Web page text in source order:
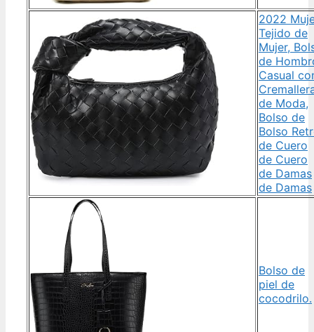
2022
Tejido de
Mujer,
de
Casual
de Moda,
Bolso de
Bolso
de Cuero
de Cuero
de Damas
de Damas
Bolso de
piel de
cocodrilo.